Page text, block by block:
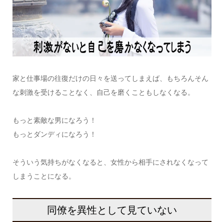
家と仕事場の往復だけの日々を送ってしまえば、もちろんそん
な刺激を受けることなく、自己を磨くこともしなくなる。
もっと素敵な男になろう！
もっとダンディになろう！
そういう気持ちがなくなると、女性から相手にされなくなって
しまうことになる。
同僚を異性として見ていない